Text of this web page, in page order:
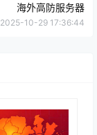
海外高防服务器
2025-10-29 17:36:44